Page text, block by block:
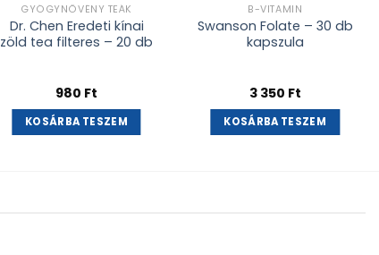
GYÓGYNÖVÉNY TEÁK
Dr. Chen Eredeti kínai
zöld tea filteres – 20 db
980 Ft
KOSÁRBA TESZEM
B-VITAMIN
Swanson Folate – 30 db
kapszula
3 350 Ft
KOSÁRBA TESZEM